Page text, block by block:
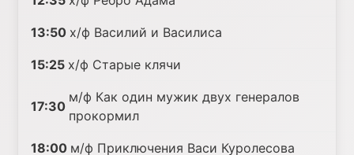
13:50 х/ф Василий и Василиса
15:25 х/ф Старые клячи
17:30
м/ф Как один мужик двух генералов
прокормил
18:00 м/ф Приключения Васи Куролесова